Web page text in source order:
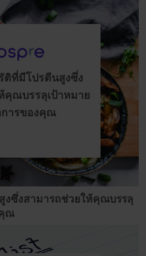
ติที่มีโปรตีนสูงซึ่ง
คุณบรรลุเป้าหมาย
ารของคุณ
งซึ่งสามารถช่วยให้คุณบรรลุ
ณ